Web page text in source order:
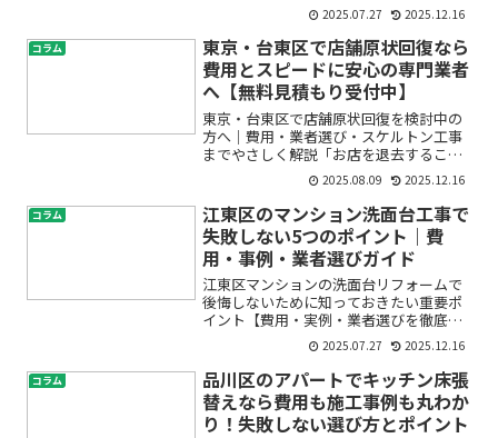
理会社やオーナー様にとって頭の痛い問
題です。「急なトラブルで入居者からク
レームが来てしまった」「修理や入れ替
えのコストが高く、できる...
2025.07.27 2025.12.16
コラム
東京・台東区で店舗原状回復なら
費用とスピードに安心の専門業者
へ【無料見積もり受付中】
東京・台東区で店舗原状回復を検討中の
方へ｜費用・業者選び・スケルトン工事
までやさしく解説「お店を退去すること
になったけれど、原状回復って何から始
めればいいの？」「費用や業者選びで失
敗したくない…」——そんな不安や疑問
を抱えていませんか？東京...
2025.08.09 2025.12.16
コラム
江東区のマンション洗面台工事で
失敗しない5つのポイント｜費
用・事例・業者選びガイド
江東区マンションの洗面台リフォームで
後悔しないために知っておきたい重要ポ
イント【費用・実例・業者選びを徹底解
説】「マンションの洗面台が古くなって
きた」「江東区で洗面台工事を考えてい
るけれど、費用や手続きが不安」「どん
な業者に頼めば安心なの？...
2025.07.27 2025.12.16
コラム
品川区のアパートでキッチン床張
替えなら費用も施工事例も丸わか
り！失敗しない選び方とポイント